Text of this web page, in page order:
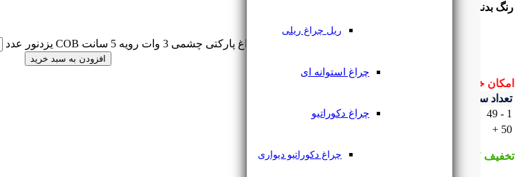
ریل چراغ ریلی
چراغ استوانه ای
چراغ دکوراتیو
چراغ دکوراتیو دیواری
رنگ بدنه
چراغ پارکتی چشمی 3 وات رویه 5 سانت COB یزدنور عدد
افزودن به سبد خرید
امکان خرید عمده:
تعداد سفارش
1 - 49
۵۳۱,۰۰۰ تومان
50 +
تخفیف 7% برای خرید عمده بیشتر از 50 عدد